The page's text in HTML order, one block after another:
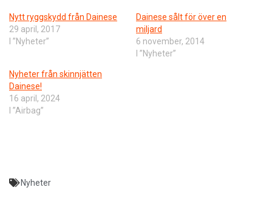
Nytt ryggskydd från Dainese
29 april, 2017
I ”Nyheter”
Dainese sålt för över en
miljard
6 november, 2014
I ”Nyheter”
Nyheter från skinnjätten
Dainese!
16 april, 2024
I ”Airbag”
Nyheter